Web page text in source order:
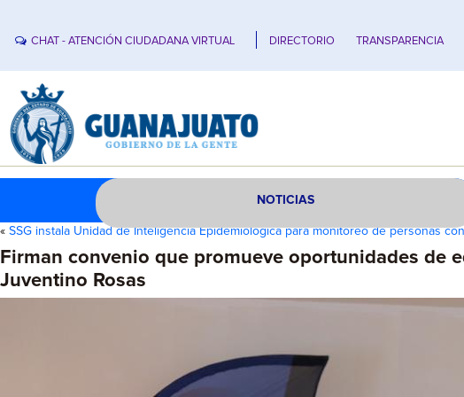
CHAT - ATENCIÓN CIUDADANA VIRTUAL DIRECTORIO TRANSPARENCIA
NOTICIAS
« SSG instala Unidad de Inteligencia Epidemiológica para monitoreo de personas
Firman convenio que promueve oportunidades de
Juventino Rosas